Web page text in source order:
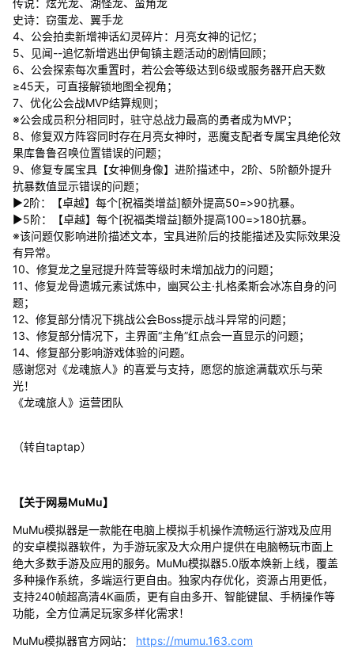
传说：炫光龙、湖怪龙、蛮角龙
史诗：窃蛋龙、翼手龙
4、公会拍卖新增神话幻灵碎片：月亮女神的记忆；
5、见闻--追忆新增逃出伊甸镇主题活动的剧情回顾；
6、公会探索每次重置时，若公会等级达到6级或服务器开启天数
≥45天，可直接解锁地图全视角；
7、优化公会战MVP结算规则；
※公会成员积分相同时，驻守总战力最高的勇者成为MVP；
8、修复双方阵容同时存在月亮女神时，恶魔支配者专属宝具绝伦效
果库鲁鲁召唤位置错误的问题；
9、修复专属宝具【女神侧身像】进阶描述中，2阶、5阶额外提升
抗暴数值显示错误的问题；
▶2阶：【卓越】每个[祝福类增益]额外提高50=>90抗暴。
▶5阶：【卓越】每个[祝福类增益]额外提高100=>180抗暴。
※该问题仅影响进阶描述文本，宝具进阶后的技能描述及实际效果没
有异常。
10、修复龙之皇冠提升阵营等级时未增加战力的问题；
11、修复龙骨遗城元素试炼中，幽冥公主·扎格柔斯会冰冻自身的问
题；
12、修复部分情况下挑战公会Boss提示战斗异常的问题；
13、修复部分情况下，主界面“主角”红点会一直显示的问题；
14、修复部分影响游戏体验的问题。
感谢您对《龙魂旅人》的喜爱与支持，愿您的旅途满载欢乐与荣
光！
《龙魂旅人》运营团队
（转自taptap）
【关于网易MuMu】
MuMu模拟器是一款能在电脑上模拟手机操作流畅运行游戏及应用
的安卓模拟器软件，为手游玩家及大众用户提供在电脑畅玩市面上
绝大多数手游及应用的服务。MuMu模拟器5.0版本焕新上线，覆盖
多种操作系统，多端运行更自由。独家内存优化，资源占用更低，
支持240帧超高清4K画质，更有自由多开、智能键鼠、手柄操作等
功能，全方位满足玩家多样化需求！
MuMu模拟器官方网站： https://mumu.163.com